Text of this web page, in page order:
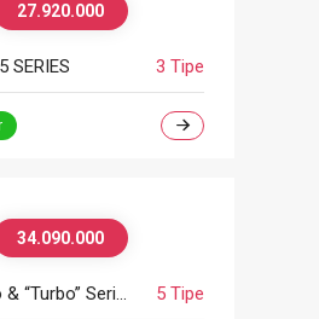
27.920.000
SERIES 3 Tipe
34.090.000
NMAX Neo & “Turbo” Series 5 Tipe